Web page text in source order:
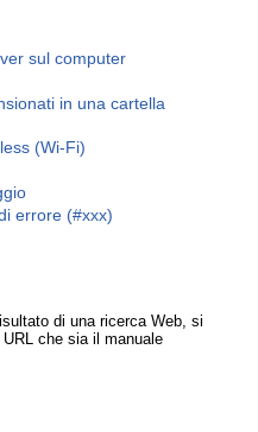
sul computer
in una cartella
(Wi-Fi)
errore (#xxx)
di una ricerca Web, si
che sia il manuale